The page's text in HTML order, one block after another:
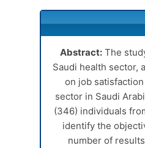
Abstract:The
Saudi health sector,
on job
sector in Saudi
(346) individuals
identify the
number of